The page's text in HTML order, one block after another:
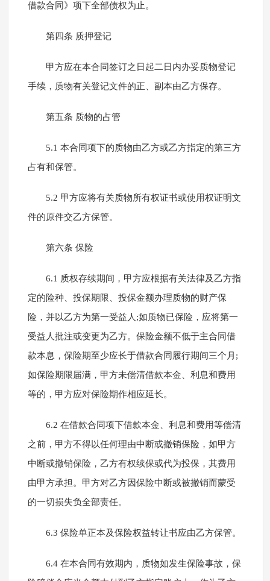
借款合同》项下全部债权为止。
第四条 质押登记
甲方应在本合同签订之日起二日内办妥质物登记
手续，质物有关登记文件的正、副本由乙方保存。
第五条 质物的占管
5.1 本合同项下的质物由乙方或乙方指定的第三方
占有和保管。
5.2 甲方应将有关质物所有权证书或使用权证明文
件的原件交乙方保管。
第六条 保险
6.1 质权存续期间，甲方应根据有关法律及乙方指
定的险种、投保期限、投保金额办理质物的财产保
险，并以乙方为第一受益人;如质物已保险，应将第一
受益人批注或变更为乙方。保险金额不低于主合同借
款本息，保险期至少应长于借款合同履行期间三个月;
如保险期限届满，甲方未偿清借款本金、利息和费用
等的，甲方应对保险期作相应延长。
6.2 在借款合同项下借款本金、利息和费用等偿清
之前，甲方不得以任何理由中断或撤销保险，如甲方
中断或撤销保险，乙方有权续保或代为投保，其费用
由甲方承担。甲方对乙方因保险中断或被撤销而蒙受
的一切损失负全部责任。
6.3 保险单正本及保险权益转让书应由乙方保管。
6.4 在本合同有效期内，质物如发生保险事故，保